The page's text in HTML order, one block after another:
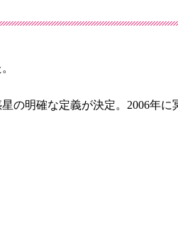
の明確な定義が決定。2006年